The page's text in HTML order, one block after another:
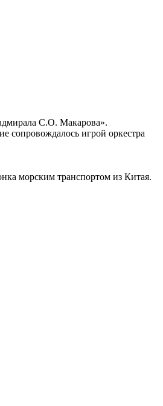
С.О. Макарова».
сопровождалось игрой оркестра
морским транспортом из Китая.